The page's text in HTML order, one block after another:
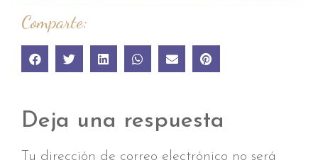
Comparte:
Deja una respuesta
Tu dirección de correo electrónico no será